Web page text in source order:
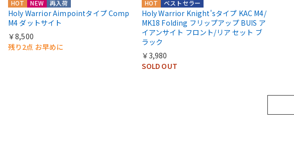
HOT NEW 再入荷
Holy Warrior Aimpointタイプ Comp
M4 ダットサイト
￥8,500
残り2点 お早めに
HOT ベストセラー
Holy Warrior Knight'sタイプ KAC M4/
MK18 Folding フリップアップ BUIS ア
イアンサイト フロント/リア セット ブ
ラック
￥3,980
SOLD OUT